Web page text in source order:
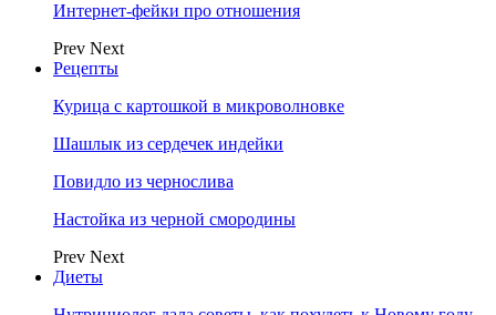
Интернет-фейки про отношения
Prev Next
Рецепты
Курица с картошкой в микроволновке
Шашлык из сердечек индейки
Повидло из чернослива
Настойка из черной смородины
Prev Next
Диеты